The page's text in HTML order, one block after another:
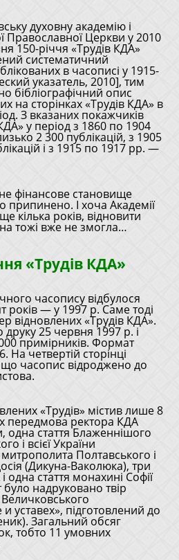
духовну академію і
Православної Церкви у 2010
150-річчя «Трудів КДА»
систематичний
в часописі у 1915-
указатель, 2010], тим
бібліографічний опис
на сторінках «Трудів КДА» в
З вказаних покажчиків
у період з 1860 по 1904
2 300 публікацій, з 1905
і з 1915 по 1917 рр. —
фінансове становище
припинено. І хоча Академії
кілька років, відновити
тожі вже не змогла…
«Трудів КДА»
часопису відбулося
років — у 1997 р. Саме тоді
«Трудів КДА».
друку 25 червня 1997 р. і
примірників. Формат
четвертій сторінці
часопис відроджено до
«Трудів» містив лише 8
передмова ректора КДА
одна стаття Блаженнішого
і всієї України
Полтавського і
(Дикуна-Ваколюка), три
одна стаття монахині Софії
було надруковано твір
уставех», підготовлений до
Загальний обсяг
тобто 11 умовних